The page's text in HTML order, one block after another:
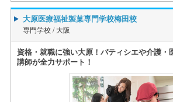
大原医療福祉製菓専門学校梅田校
専門学校 / 大阪
資格・就職に強い大原！パティシエや介護・
講師が全力サポート！